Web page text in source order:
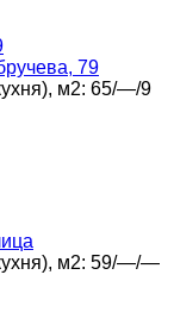
79
м2: 65/—/9
м2: 59/—/—